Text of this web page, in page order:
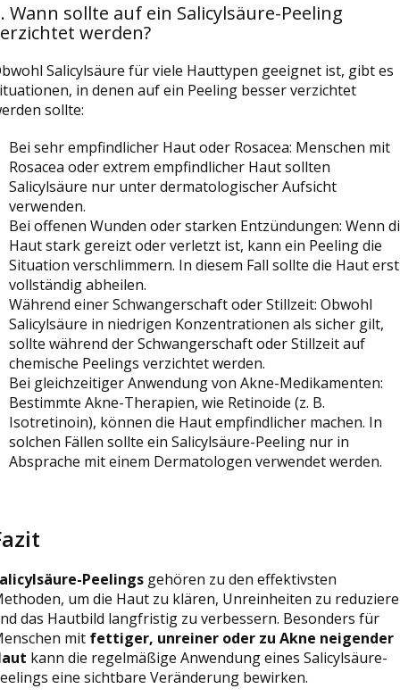
Wann sollte auf ein Salicylsäure-Peeling
werden?
Salicylsäure für viele Hauttypen geeignet ist, gibt es
in denen auf ein Peeling besser verzichtet
sollte:
Bei sehr empfindlicher Haut oder Rosacea: Menschen mit
Rosacea oder extrem empfindlicher Haut sollten
Salicylsäure nur unter dermatologischer Aufsicht
verwenden.
Bei offenen Wunden oder starken Entzündungen: Wenn
Haut stark gereizt oder verletzt ist, kann ein Peeling die
Situation verschlimmern. In diesem Fall sollte die Haut erst
vollständig abheilen.
Während einer Schwangerschaft oder Stillzeit: Obwohl
Salicylsäure in niedrigen Konzentrationen als sicher gilt,
sollte während der Schwangerschaft oder Stillzeit auf
chemische Peelings verzichtet werden.
Bei gleichzeitiger Anwendung von Akne-Medikamenten:
Bestimmte Akne-Therapien, wie Retinoide (z. B.
Isotretinoin), können die Haut empfindlicher machen. In
solchen Fällen sollte ein Salicylsäure-Peeling nur in
Absprache mit einem Dermatologen verwendet werden.
Peelings gehören zu den effektivsten
um die Haut zu klären, Unreinheiten zu
das Hautbild langfristig zu verbessern. Besonders für
mit fettiger, unreiner oder zu Akne neigender
kann die regelmäßige Anwendung eines Salicylsäure-
eine sichtbare Veränderung bewirken.